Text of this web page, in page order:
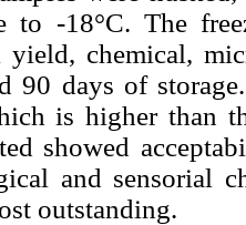
to -18°C. The
yield, chemical,
90 days of
is higher than
showed
and sensorial
outstanding.